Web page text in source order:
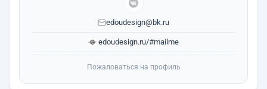
edoudesign@bk.ru
edoudesign.ru/#mailme
Пожаловаться на профиль